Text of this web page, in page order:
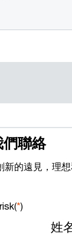
聯絡
的遠見，理
*)
姓